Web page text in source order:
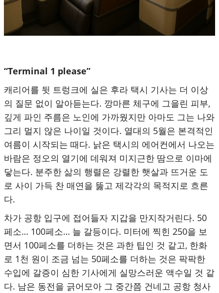
“Terminal 1 please”
캐리어를 뒷 트렁크에 실은 후라 택시 기사는 더 이상
의 질문 없이 알아듣는다. 깡마른 체구에 그을린 피부,
깊게 파인 주름은 노인에 가까웠지만 아마도 그는 나와
그리 멀지 않은 나이일 것이다. 열대의 5월은 본격적인
여름이 시작되는 때다. 낡은 택시의 에어컨에서 나오는
바람은 정오의 열기에 데워져 미지근한 땀으로 이마에
닿는다. 분주한 삶의 행렬은 강렬한 햇살과 뜨거운 도
로 사이 가득 찬 매연을 뚫고 제각각의 목적지로 흐른
다.
차가 공항 입구에 접어들자 지갑을 만지작거린다. 50
페소… 100페소… 늘 갈등이다. 미터에 찍힌 250을 보
면서 100페소를 더하는 것은 과한 팁인 것 같고, 한화
로 1천 원이 조금 넘는 50페소를 더하는 것은 팍팍한
수입에 갈증이 심한 기사에게 실망스러운 액수일 것 같
다. 남은 동전을 긁어모아 그 중간쯤 건네고 공항 청사